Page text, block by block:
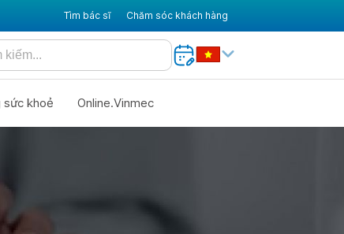
Tìm bác sĩ Chăm sóc khách hàng
sức khoẻ Online.Vinmec